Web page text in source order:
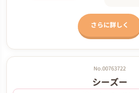
さらに詳しく
No.00763722
シーズー